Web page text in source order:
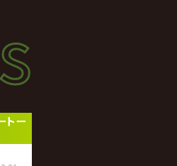
ス
トー